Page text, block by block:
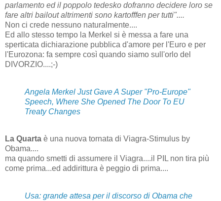
parlamento ed il poppolo tedesko dofranno decidere loro se
fare altri bailout altrimenti sono kartofffen per tutti"....
Non ci crede nessuno naturalmente....
Ed allo stesso tempo la Merkel si è messa a fare una
sperticata dichiarazione pubblica d'amore per l'Euro e per
l'Eurozona: fa sempre così quando siamo sull'orlo del
DIVORZIO....;-)
Angela Merkel Just Gave A Super "Pro-Europe"
Speech, Where She Opened The Door To EU
Treaty Changes
La Quarta è una nuova tornata di Viagra-Stimulus by
Obama....
ma quando smetti di assumere il Viagra....il PIL non tira più
come prima...ed addirittura è peggio di prima....
Usa: grande attesa per il discorso di Obama che